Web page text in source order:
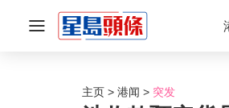
主页 港闻 突发